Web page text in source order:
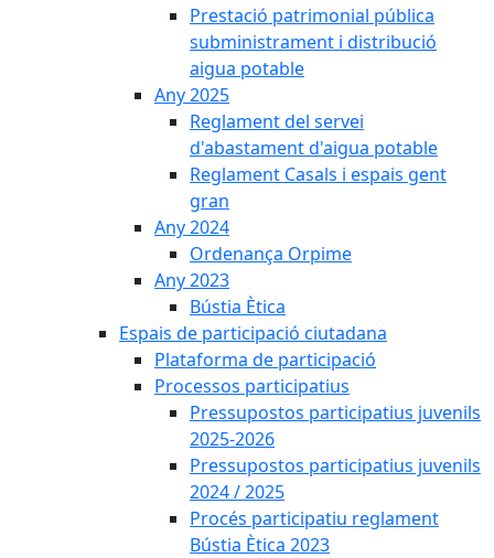
Prestació patrimonial pública
subministrament i distribució
aigua potable
Any 2025
Reglament del servei
d'abastament d'aigua potable
Reglament Casals i espais gent
gran
Any 2024
Ordenança Orpime
Any 2023
Bústia Ètica
Espais de participació ciutadana
Plataforma de participació
Processos participatius
Pressupostos participatius juvenils
2025-2026
Pressupostos participatius juvenils
2024 / 2025
Procés participatiu reglament
Bústia Ètica 2023